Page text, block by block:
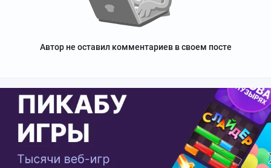
Автор не оставил комментариев в своем посте